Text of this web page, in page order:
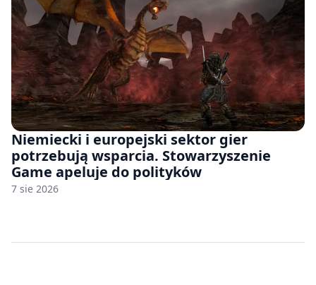
Niemiecki i europejski sektor gier
potrzebują wsparcia. Stowarzyszenie
Game apeluje do polityków
7 sie 2026